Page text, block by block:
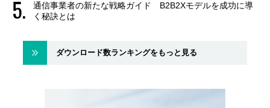
通信事業者の新たな戦略ガイド B2B2Xモデルを成功に導
く秘訣とは
ダウンロード数ランキングをもっと見る